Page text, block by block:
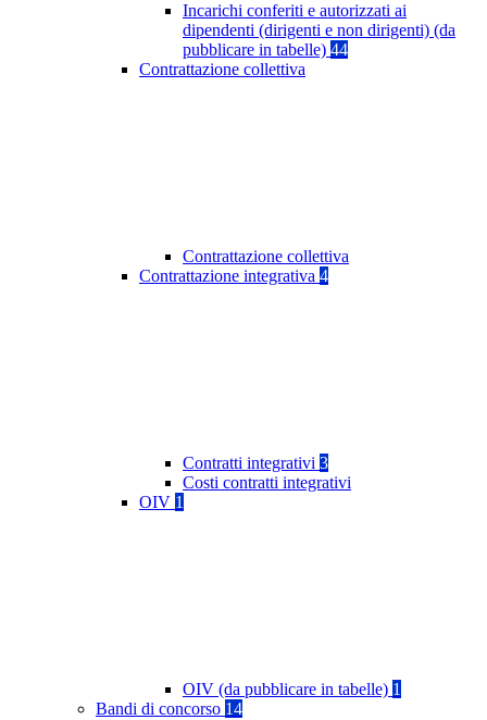
Incarichi conferiti e autorizzati ai
dipendenti (dirigenti e non dirigenti) (da
pubblicare in tabelle) 44
Contrattazione collettiva
Contrattazione collettiva
Contrattazione integrativa 4
Contratti integrativi 3
Costi contratti integrativi
OIV 1
OIV (da pubblicare in tabelle) 1
Bandi di concorso 14